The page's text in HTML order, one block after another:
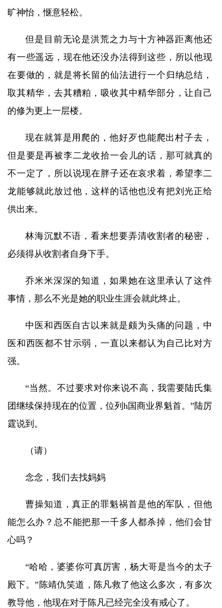
旷神怡，惬意轻松。
但是目前无论是洪荒之力与十方神器距离他还
有一些遥远，现在他还没办法得到这些，所以他现
在要做的，就是将长留的仙法进行一个归纳总结，
取其精华，去其糟粕，吸收其中精华部分，让自己
的修为更上一层楼。
现在就算是用爬的，他好歹也能爬出村子去，
但是要是再被李二龙收拾一会儿的话，那可就真的
不一定了，所以说现在胖子还在哀求着，希望李二
龙能够就此放过他，这样的话他也没有把刘光正给
供出来。
林海沉默不语，看来想要弄清收割者的秘密，
必须得从收割者自身下手。
乔米米深深的知道，如果她在这里承认了这件
事情，那么不光是她的职业生涯会就此终止。
中医和西医自古以来就是颇为头痛的问题，中
医和西医都不甘示弱，一直以来都认为自己比对方
强。
“当然。不过要求对你来说不高，我需要陆氏集
团继续保持现在的位置，位列h国商业界魁首。”陆厉
霆说到。
（请）
念念，我们去找妈妈
曹操知道，真正的罪魁祸首是他的军队，但他
能怎么办？总不能把那一千多人都杀掉，他们会甘
心吗？
“哈哈，婆婆你可真厉害，杨大哥是当今的太子
殿下。”陈靖仇笑道，陈凡救了他这么多次，有多次
教导他，他现在对于陈凡已经完全没有戒心了。